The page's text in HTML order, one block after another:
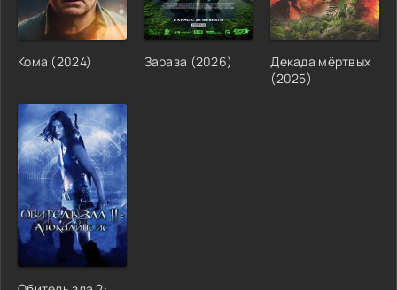
Кома (2024) Зараза (2026)
Декада мёртвых
(2025)